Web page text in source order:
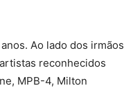
Ao lado dos irmãos
reconhecidos
MPB-4, Milton